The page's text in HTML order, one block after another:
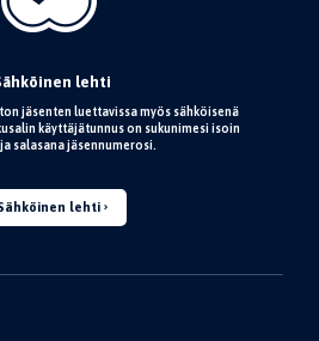
lehti
jäsenten luettavissa myös sähköisenä
käyttäjätunnus on sukunimesi isoin
salasana jäsennumerosi.
lehti